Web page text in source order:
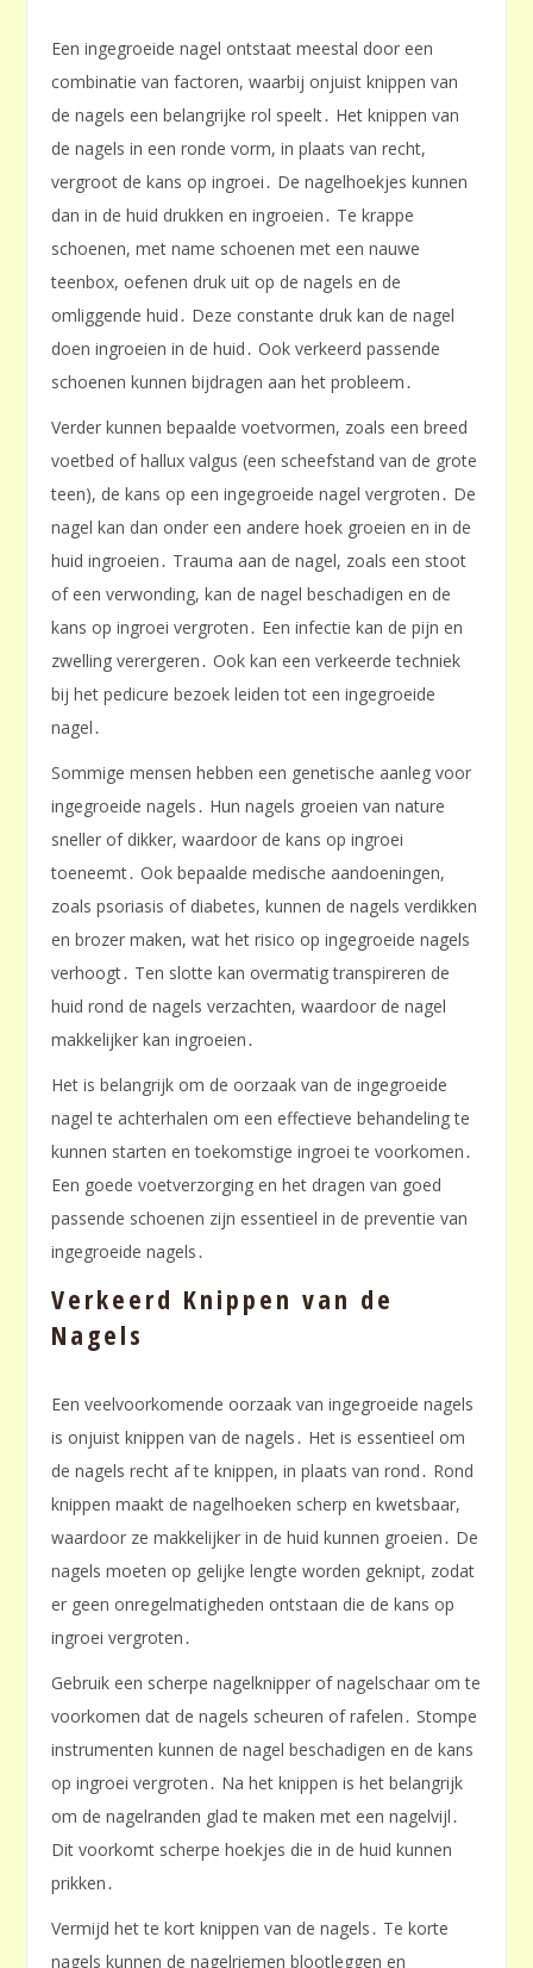
Een ingegroeide nagel ontstaat meestal door een
combinatie van factoren, waarbij onjuist knippen van
de nagels een belangrijke rol speelt․ Het knippen van
de nagels in een ronde vorm, in plaats van recht,
vergroot de kans op ingroei․ De nagelhoekjes kunnen
dan in de huid drukken en ingroeien․ Te krappe
schoenen, met name schoenen met een nauwe
teenbox, oefenen druk uit op de nagels en de
omliggende huid․ Deze constante druk kan de nagel
doen ingroeien in de huid․ Ook verkeerd passende
schoenen kunnen bijdragen aan het probleem․
Verder kunnen bepaalde voetvormen, zoals een breed
voetbed of hallux valgus (een scheefstand van de grote
teen), de kans op een ingegroeide nagel vergroten․ De
nagel kan dan onder een andere hoek groeien en in de
huid ingroeien․ Trauma aan de nagel, zoals een stoot
of een verwonding, kan de nagel beschadigen en de
kans op ingroei vergroten․ Een infectie kan de pijn en
zwelling verergeren․ Ook kan een verkeerde techniek
bij het pedicure bezoek leiden tot een ingegroeide
nagel․
Sommige mensen hebben een genetische aanleg voor
ingegroeide nagels․ Hun nagels groeien van nature
sneller of dikker, waardoor de kans op ingroei
toeneemt․ Ook bepaalde medische aandoeningen,
zoals psoriasis of diabetes, kunnen de nagels verdikken
en brozer maken, wat het risico op ingegroeide nagels
verhoogt․ Ten slotte kan overmatig transpireren de
huid rond de nagels verzachten, waardoor de nagel
makkelijker kan ingroeien․
Het is belangrijk om de oorzaak van de ingegroeide
nagel te achterhalen om een effectieve behandeling te
kunnen starten en toekomstige ingroei te voorkomen․
Een goede voetverzorging en het dragen van goed
passende schoenen zijn essentieel in de preventie van
ingegroeide nagels․
Verkeerd Knippen van de
Nagels
Een veelvoorkomende oorzaak van ingegroeide nagels
is onjuist knippen van de nagels․ Het is essentieel om
de nagels recht af te knippen, in plaats van rond․ Rond
knippen maakt de nagelhoeken scherp en kwetsbaar,
waardoor ze makkelijker in de huid kunnen groeien․ De
nagels moeten op gelijke lengte worden geknipt, zodat
er geen onregelmatigheden ontstaan die de kans op
ingroei vergroten․
Gebruik een scherpe nagelknipper of nagelschaar om te
voorkomen dat de nagels scheuren of rafelen․ Stompe
instrumenten kunnen de nagel beschadigen en de kans
op ingroei vergroten․ Na het knippen is het belangrijk
om de nagelranden glad te maken met een nagelvijl․
Dit voorkomt scherpe hoekjes die in de huid kunnen
prikken․
Vermijd het te kort knippen van de nagels․ Te korte
nagels kunnen de nagelriemen blootleggen en